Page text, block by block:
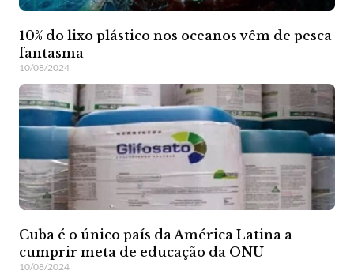
10% do lixo plástico nos oceanos vêm de pesca
fantasma
10/08/2024
Cuba é o único país da América Latina a
cumprir meta de educação da ONU
10/08/2024